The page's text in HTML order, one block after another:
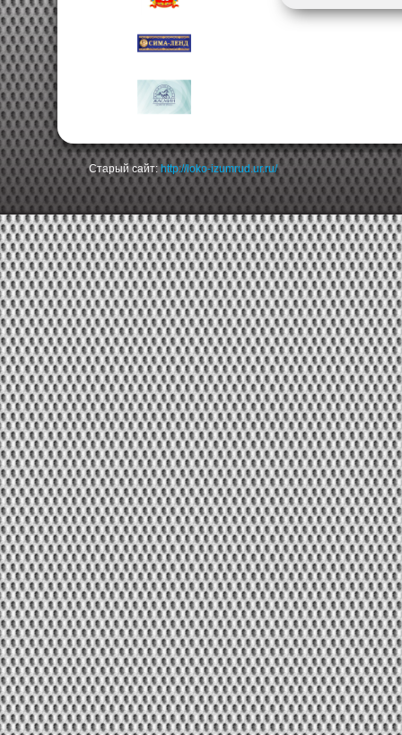
Старый сайт:http://loko-izumrud.ur.ru/